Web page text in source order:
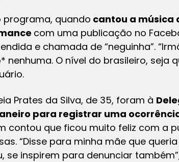
programa, quando cantou a música
com uma publicação no
e chamada de “neguinha”.
nenhuma. O nível do brasileiro, seja
Prates da Silva, de 35, foram à
para registrar uma
contou que ficou muito feliz com a
“Disse para minha mãe que
se inspirem para denunciar